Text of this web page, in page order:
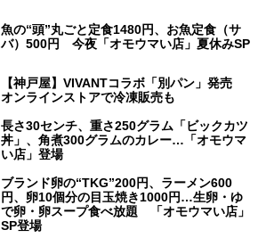
魚の“頭”丸ごと定食1480円、お魚定食（サ
バ）500円 今夜「オモウマい店」夏休みSP
【神戸屋】VIVANTコラボ「別パン」発売
オンラインストアで冷凍販売も
長さ30センチ、重さ250グラム「ビックカツ
丼」、角煮300グラムのカレー…「オモウマ
い店」登場
ブランド卵の“TKG”200円、ラーメン600
円、卵10個分の目玉焼き1000円…生卵・ゆ
で卵・卵スープ食べ放題 「オモウマい店」
SP登場